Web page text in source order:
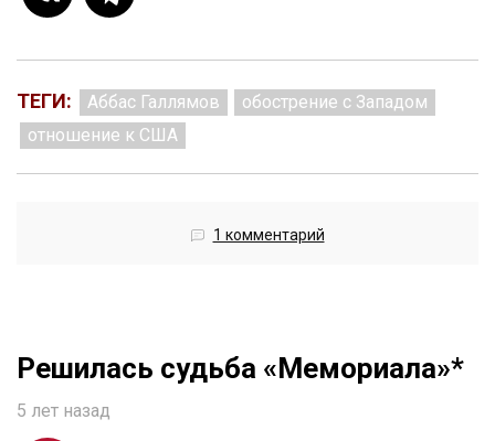
ТЕГИ: Аббас Галлямов
обострение с Западом
отношение к США
1 комментарий
Решилась судьба «Мемориала»*
5 лет назад